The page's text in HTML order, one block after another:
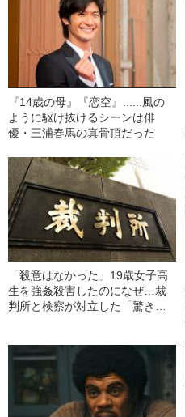
『14歳の母』『恋空』......風の
ように駆け抜けるシーンは俳
優・三浦春馬の真骨頂だった
「殺意はなかった」19歳女子高
生を強姦殺害したのになぜ…裁
判所と検察が対立した「驚きの